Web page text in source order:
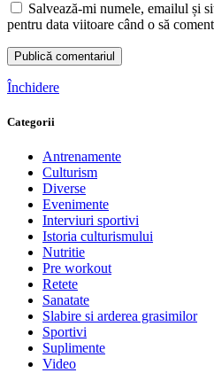
Salvează-mi numele, emailul și
pentru data viitoare când o să
Închidere
Categorii
Antrenamente
Culturism
Diverse
Evenimente
Interviuri sportivi
Istoria culturismului
Nutritie
Pre workout
Retete
Sanatate
Slabire si arderea grasimilor
Sportivi
Suplimente
Video